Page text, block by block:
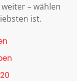
– wählen
ist.